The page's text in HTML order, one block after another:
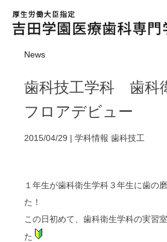
News
歯科技工学科 歯科
フロアデビュー
2015/04/29 | 学科情報 歯科技工
１年生が歯科衛生学科３年生に歯の
た！
この日初めて、歯科衛生学科の実習
た